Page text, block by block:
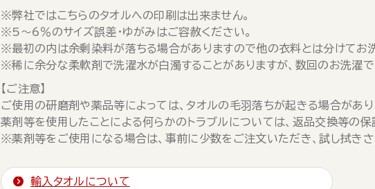
※弊社ではこちらのタオルへの印刷は出来ません。
※5～6％のサイズ誤差・ゆがみはご容赦ください。
※最初の内は余剰染料が落ちる場合がありますので他の衣料とは分けてお
※稀に余分な柔軟剤で洗濯水が白濁することがありますが、数回のお洗濯で
【ご注意】
ご使用の研磨剤や薬品等によっては、タオルの毛羽落ちが起きる場合があり
薬剤等を使用したことによる何らかのトラブルについては、返品交換等の保
※薬剤等をご使用になる場合は、事前に少数をご注文いただき、試し拭きさ
輸入タオルについて